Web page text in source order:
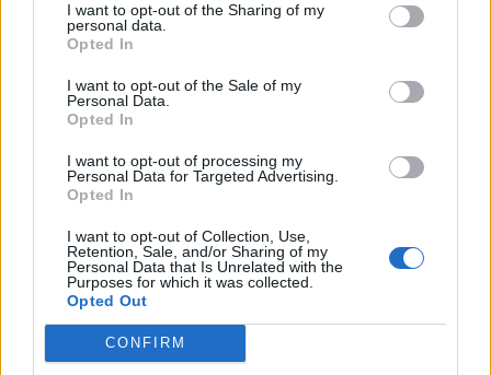
I want to opt-out of the Sharing of my
personal data.
Opted In
I want to opt-out of the Sale of my
Personal Data.
Opted In
I want to opt-out of processing my
Personal Data for Targeted Advertising.
Opted In
I want to opt-out of Collection, Use,
Retention, Sale, and/or Sharing of my
Personal Data that Is Unrelated with the
Purposes for which it was collected.
Opted Out
CONFIRM
PLUS
Satser på Sting, øker
salget